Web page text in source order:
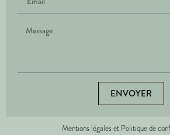
ENVOYER
Mentions légales et Politique de